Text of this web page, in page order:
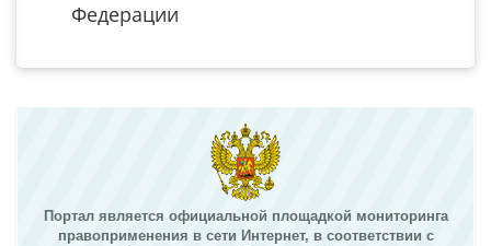
Федерации
Портал является официальной площадкой мониторинга
правоприменения в сети Интернет, в соответствии с